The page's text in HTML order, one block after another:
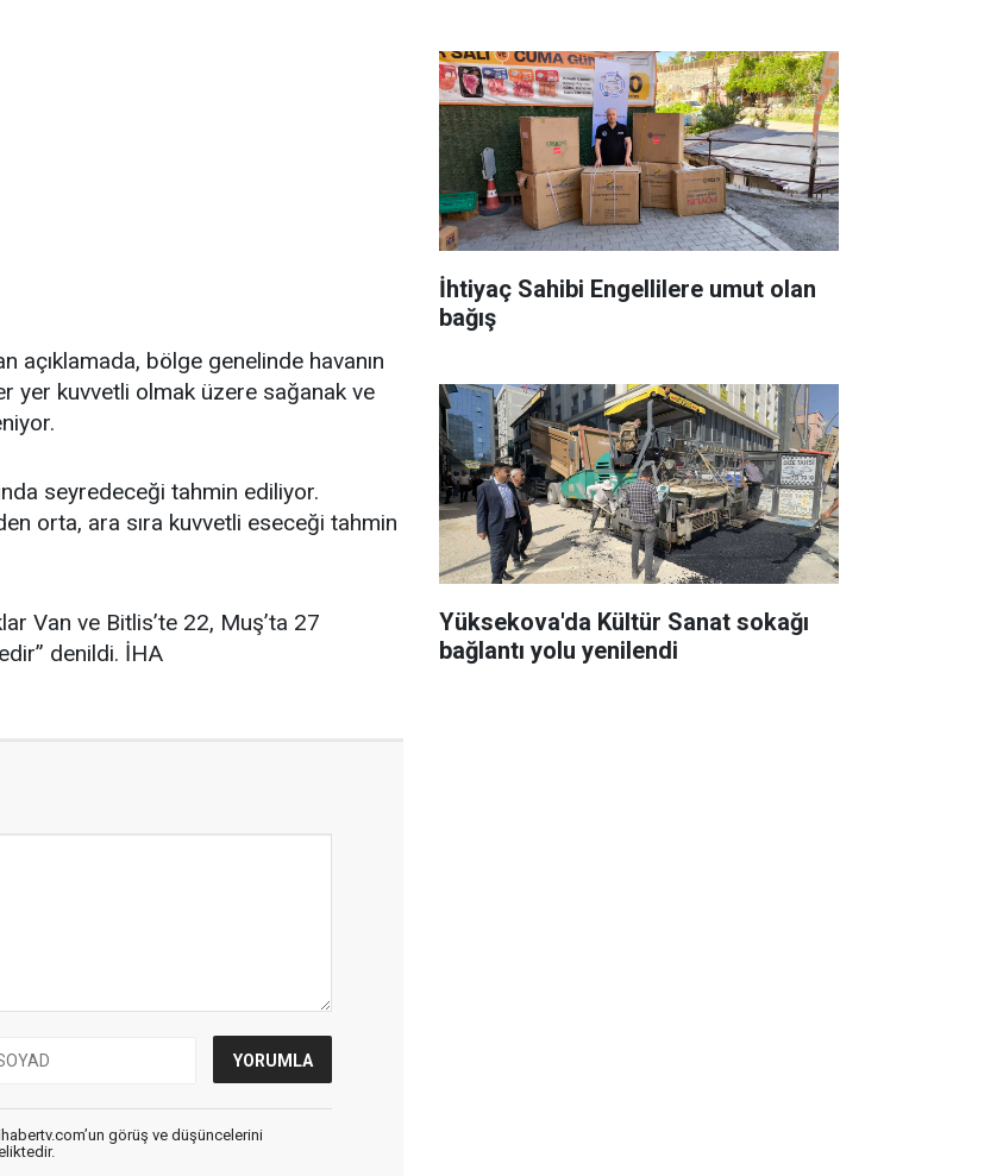
açıklamada, bölge genelinde havanın
yer kuvvetli olmak üzere sağanak ve
seyredeceği tahmin ediliyor.
orta, ara sıra kuvvetli eseceği tahmin
Van ve Bitlis’te 22, Muş’ta 27
denildi. İHA
görüş ve düşüncelerini
İhtiyaç Sahibi Engellilere umut olan
bağış
Yüksekova'da Kültür Sanat sokağı
bağlantı yolu yenilendi